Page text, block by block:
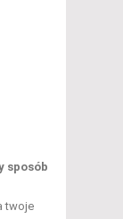
sposób
twoje